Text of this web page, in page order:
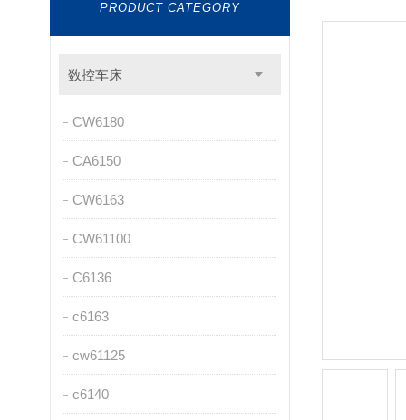
PRODUCT CATEGORY
数控车床
CW6180
CA6150
CW6163
CW61100
C6136
c6163
cw61125
c6140